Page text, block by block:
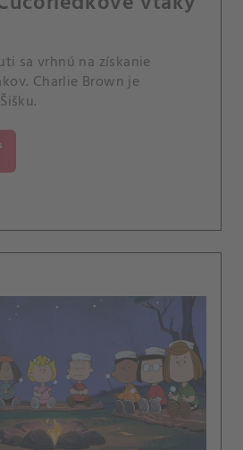
sa vrhnú na získanie
Charlie Brown je